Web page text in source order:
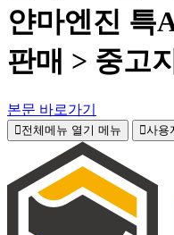
얀마엔진 특
판매 > 중고
본문 바로가기
전체메뉴 열기 메뉴 사용